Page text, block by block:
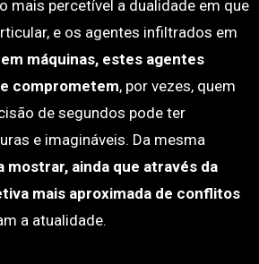
mais percetível a dualidade em que
e os agentes infiltrados em
máquinas, estes agentes
comprometem, por vezes, quem
de segundos pode ter
e imagináveis. Da mesma
ainda que através da
mais aproximada de conflitos
a atualidade.